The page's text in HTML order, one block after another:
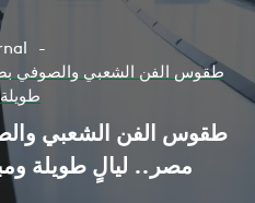
طقوس الفن الشعبي والصوفي
طقوس الفن الشعبي
مصر.. ليالٍ طويلة